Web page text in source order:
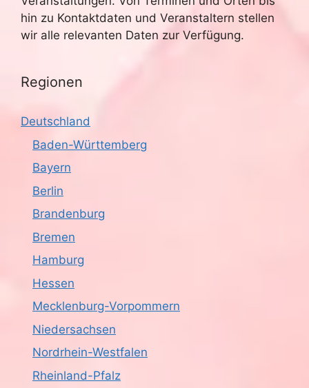
hin zu Kontaktdaten und Veranstaltern stellen
wir alle relevanten Daten zur Verfügung.
Regionen
Deutschland
Baden-Württemberg
Bayern
Berlin
Brandenburg
Bremen
Hamburg
Hessen
Mecklenburg-Vorpommern
Niedersachsen
Nordrhein-Westfalen
Rheinland-Pfalz